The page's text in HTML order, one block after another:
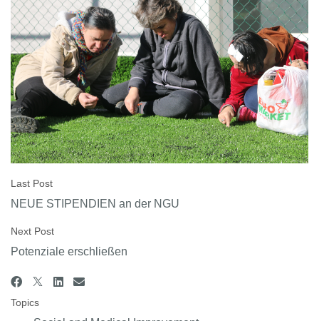
Last Post
NEUE STIPENDIEN an der NGU
Next Post
Potenziale erschließen
Topics